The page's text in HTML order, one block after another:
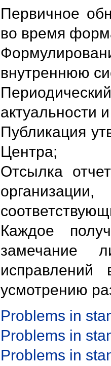
Первичное
во время
внутреннюю
актуальности
Публикация
Центра;
Отсылка
Каждое
замечание
исправлений
усмотрению
Problems in
Problems in
Problems in